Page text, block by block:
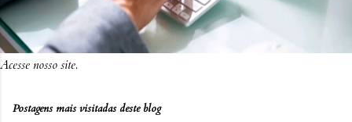
Acesse nosso site.
Postagens mais visitadas deste blog